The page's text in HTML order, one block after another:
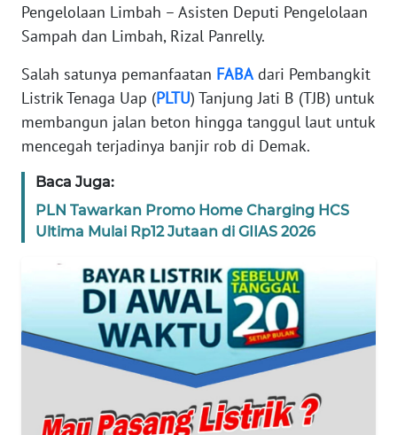
Pengelolaan Limbah – Asisten Deputi Pengelolaan
Sampah dan Limbah, Rizal Panrelly.
Salah satunya pemanfaatan FABAdari Pembangkit
Listrik Tenaga Uap (PLTU) Tanjung Jati B (TJB) untuk
membangun jalan beton hingga tanggul laut untuk
mencegah terjadinya banjir rob di Demak.
Baca Juga:
PLN Tawarkan Promo Home Charging HCS
Ultima Mulai Rp12 Jutaan di GIIAS 2026
DISCLAIMER
Wahana
News
Regional
SUMUT
WN
WN
WN